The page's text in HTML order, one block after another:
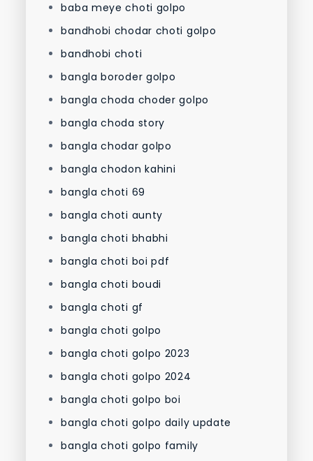
baba meye choti golpo
bandhobi chodar choti golpo
bandhobi choti
bangla boroder golpo
bangla choda choder golpo
bangla choda story
bangla chodar golpo
bangla chodon kahini
bangla choti 69
bangla choti aunty
bangla choti bhabhi
bangla choti boi pdf
bangla choti boudi
bangla choti gf
bangla choti golpo
bangla choti golpo 2023
bangla choti golpo 2024
bangla choti golpo boi
bangla choti golpo daily update
bangla choti golpo family